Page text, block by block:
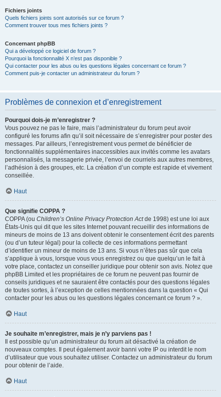
Fichiers joints
Quels fichiers joints sont autorisés sur ce forum ?
Comment trouver tous mes fichiers joints ?
Concernant phpBB
Qui a développé ce logiciel de forum ?
Pourquoi la fonctionnalité X n’est pas disponible ?
Qui contacter pour les abus ou les questions légales concernant ce forum ?
Comment puis-je contacter un administrateur du forum ?
Problèmes de connexion et d’enregistrement
Pourquoi dois-je m’enregistrer ?
Vous pouvez ne pas le faire, mais l’administrateur du forum peut avoir
configuré les forums afin qu’il soit nécessaire de s’enregistrer pour poster des
messages. Par ailleurs, l’enregistrement vous permet de bénéficier de
fonctionnalités supplémentaires inaccessibles aux invités comme les avatars
personnalisés, la messagerie privée, l’envoi de courriels aux autres membres,
l’adhésion à des groupes, etc. La création d’un compte est rapide et vivement
conseillée.
Haut
Que signifie COPPA ?
COPPA (ou Children’s Online Privacy Protection Actde 1998) est une loi aux
États-Unis qui dit que les sites Internet pouvant recueillir des informations de
mineurs de moins de 13 ans doivent obtenir le consentement écrit des parents
(ou d’un tuteur légal) pour la collecte de ces informations permettant
d’identifier un mineur de moins de 13 ans. Si vous n’êtes pas sûr que cela
s’applique à vous, lorsque vous vous enregistrez ou que quelqu’un le fait à
votre place, contactez un conseiller juridique pour obtenir son avis. Notez que
phpBB Limited et les propriétaires de ce forum ne peuvent pas fournir de
conseils juridiques et ne sauraient être contactés pour des questions légales
de toutes sortes, à l’exception de celles mentionnées dans la question « Qui
contacter pour les abus ou les questions légales concernant ce forum ? ».
Haut
Je souhaite m’enregistrer, mais je n’y parviens pas !
Il est possible qu’un administrateur du forum ait désactivé la création de
nouveaux comptes. Il peut également avoir banni votre IP ou interdit le nom
d’utilisateur que vous souhaitez utiliser. Contactez un administrateur du forum
pour obtenir de l’aide.
Haut